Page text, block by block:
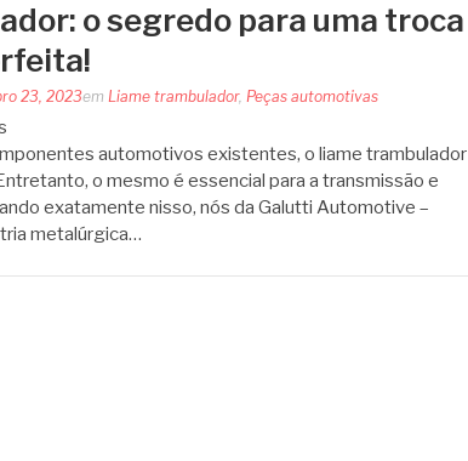
o segredo para uma troca
23, 2023em Liame trambulador, Peças automotivas
automotivos existentes, o liame trambulador
o mesmo é essencial para a transmissão e
exatamente nisso, nós da Galutti Automotive –
metalúrgica…